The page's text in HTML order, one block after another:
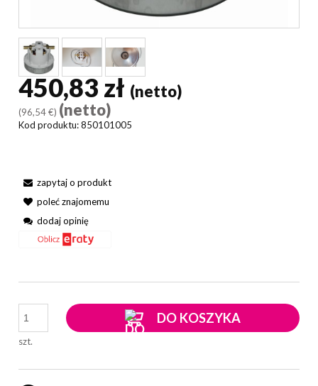
450,83 zł(netto)
(96,54 €) (netto)
Kod produktu:850101005
zapytaj o produkt
poleć znajomemu
dodaj opinię
szt.
DO KOSZYKA